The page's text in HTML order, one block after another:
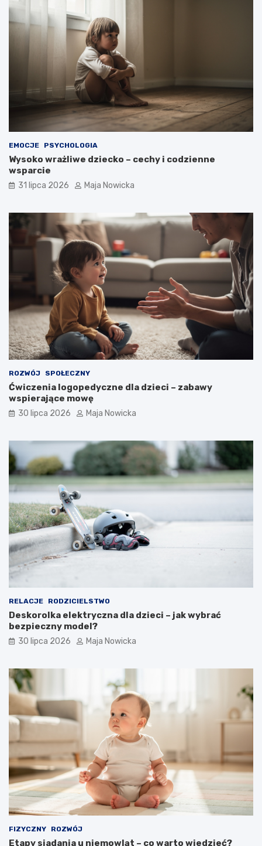
EMOCJE PSYCHOLOGIA
Wysoko wrażliwe dziecko – cechy i codzienne
wsparcie
31 lipca 2026 Maja Nowicka
ROZWÓJ SPOŁECZNY
Ćwiczenia logopedyczne dla dzieci – zabawy
wspierające mowę
30 lipca 2026 Maja Nowicka
RELACJE RODZICIELSTWO
Deskorolka elektryczna dla dzieci – jak wybrać
bezpieczny model?
30 lipca 2026 Maja Nowicka
FIZYCZNY ROZWÓJ
Etapy siadania u niemowląt – co warto wiedzieć?